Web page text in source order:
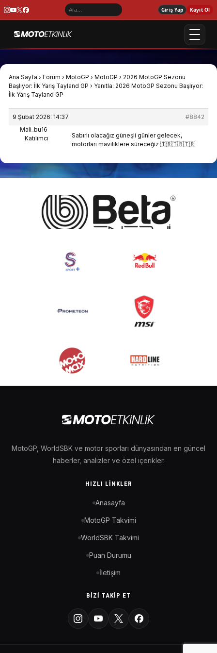
Giriş Yap Kayıt Ol
Ana Sayfa › Forum › MotoGP › MotoGP › 2026 MotoGP Sezonu
Başlıyor: İlk Yarış Tayland GP › Yanıtla: 2026 MotoGP Sezonu Başlıyor:
İlk Yarış Tayland GP
9 Şubat 2026: 14:37
#8842
Mali_bu16
Katılımcı
Sabırlı olacağız güneşli günler gelecek,
motorları maviliklere süreceğiz 🇹🇷🇹🇷🇹🇷
MotoGP, WorldSBK ve motor sporları dünyasından en güncel
haberler, analizler ve özel içerikler.
HIZLI LINKLER
Anasayfa
MotoGP Takvimi
WorldSBK Takvimi
Puan Durumu
İletişim
BIZI TAKIP ET